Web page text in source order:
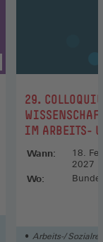
:29.
IM ARBEITS-
Wann:
18.
2027
Wo:
Arbeits-/